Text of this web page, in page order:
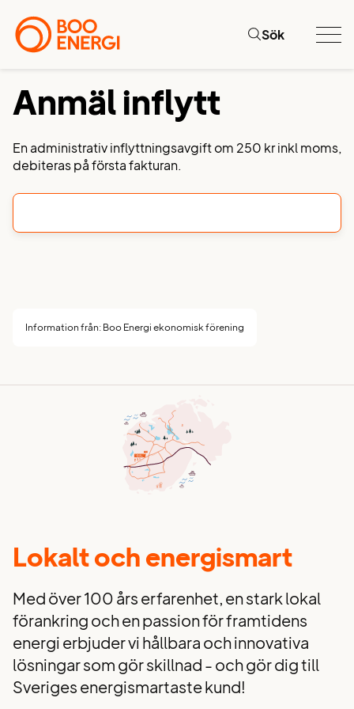
Sök
Tillbaka
Anmäl inflytt
En administrativ inflyttningsavgift om 250 kr inkl moms,
debiteras på första fakturan.
Information från: Boo Energi ekonomisk förening
Lokalt och energismart
Med över 100 års erfarenhet, en stark lokal
förankring och en passion för framtidens
energi erbjuder vi hållbara och innovativa
lösningar som gör skillnad - och gör dig till
Sveriges energismartaste kund!